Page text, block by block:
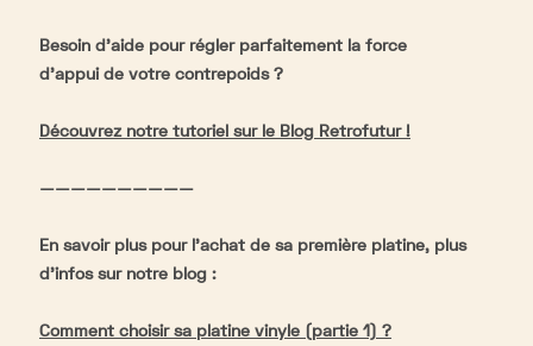
Besoin d'aide pour régler parfaitement la force
d'appui de votre contrepoids ?
Découvrez notre tutoriel sur le Blog Retrofutur !
——————————
En savoir plus pour l'achat de sa première platine, plus
d'infos sur notre blog :
Comment choisir sa platine vinyle (partie 1) ?